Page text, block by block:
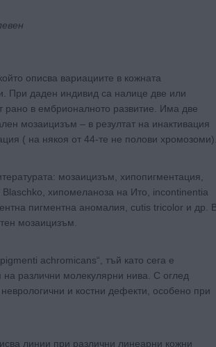
описва вариациите в кожната
При даден индивид са налице две или
рано в ембрионалното развитие. Има две
мозаицизъм – в резултат на инактивация
( на някоя от 44-те не полови
мозаицизъм, хипопигментация,
хипомеланоза на Ито, incontinentia
пигментна аномалия, cutis tricolor и др.
мозаицизъм.
achromicans“, тъй като сега е
на различни молекулярни нива. С оглед
и костни дефекти, особено при
линии при различни линеарни кожни